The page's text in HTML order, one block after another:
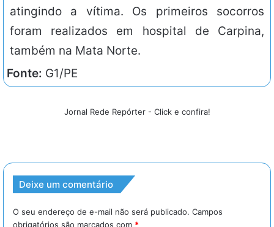
atingindo a vítima. Os primeiros socorros
foram realizados em hospital de Carpina,
também na Mata Norte.
Fonte: G1/PE
Jornal Rede Repórter - Click e confira!
Deixe um comentário
O seu endereço de e-mail não será publicado. Campos
obrigatórios são marcados com *